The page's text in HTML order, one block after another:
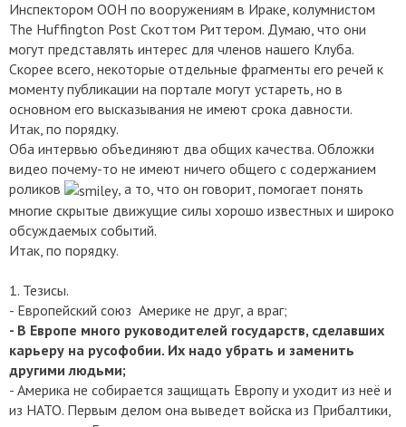
Инспектором ООН по вооружениям в Ираке, колумнистом
The Huffington Post Скоттом Риттером. Думаю, что они
могут представлять интерес для членов нашего Клуба.
Скорее всего, некоторые отдельные фрагменты его речей к
моменту публикации на портале могут устареть, но в
основном его высказывания не имеют срока давности.
Итак, по порядку.
Оба интервью объединяют два общих качества. Обложки
видео почему-то не имеют ничего общего с содержанием
роликов
, а то, что он говорит, помогает понять
многие скрытые движущие силы хорошо известных и широко
обсуждаемых событий.
Итак, по порядку.
1. Тезисы.
- Европейский союз Америке не друг, а враг;
- В Европе много руководителей государств, сделавших
карьеру на русофобии. Их надо убрать и заменить
другими людьми;
- Америка не собирается защищать Европу и уходит из неё и
из НАТО. Первым делом она выведет войска из Прибалтики,